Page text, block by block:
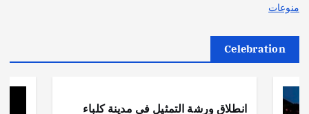
منوعات
Celebration
انطلاق ورشة التمثيل في مدينة كلباء